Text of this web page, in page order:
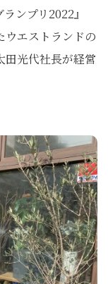
ンプリ2022』
ウエストランドの
田光代社長が経営